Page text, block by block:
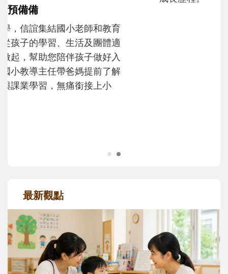
和孩子一起長大的那個男人│讀懂父親的
不同模樣
沒有人天生就擅長當爸爸！男人總是在一次
次「前所未有」的體驗中，跟著孩子一起長
大。從給予安全感的肢體遊戲，到獨立自
主、角色認同及解決問題的能力養成。爸爸
最新觀點